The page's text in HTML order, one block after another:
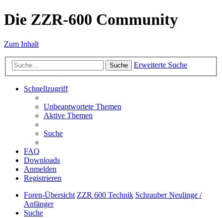
Die ZZR-600 Community
Zum Inhalt
Suche Erweiterte Suche
Schnellzugriff
Unbeantwortete Themen
Aktive Themen
Suche
FAQ
Downloads
Anmelden
Registrieren
Foren-Übersicht ZZR 600 Technik Schrauber Neulinge /
Anfänger
Suche